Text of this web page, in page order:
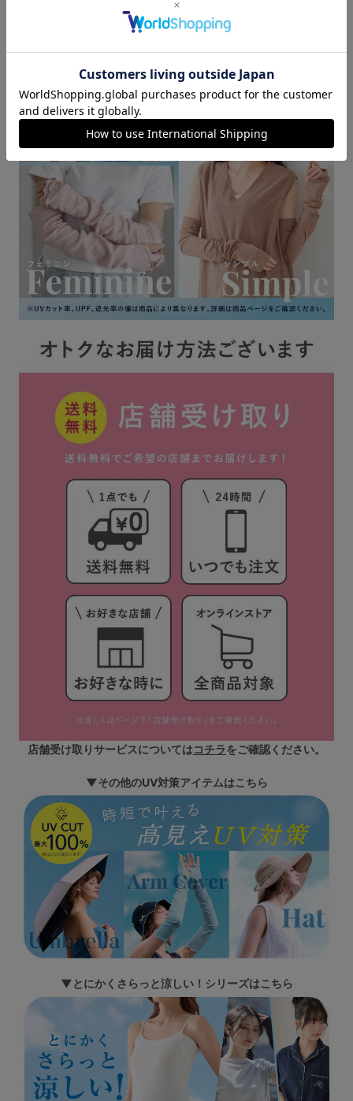
店舗受け取りサービスについてはコチラ をご確認ください。
▼その他のUV対策アイテムはこちら
▼とにかくさらっと涼しい！シリーズはこちら